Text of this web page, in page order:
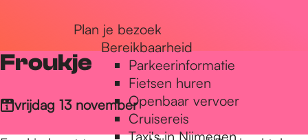
Plan je bezoek
Bereikbaarheid
Parkeerinformatie
Fietsen huren
Openbaar vervoer
Cruisereis
Taxi's in Nijmegen
Froukje
vrijdag 13 november